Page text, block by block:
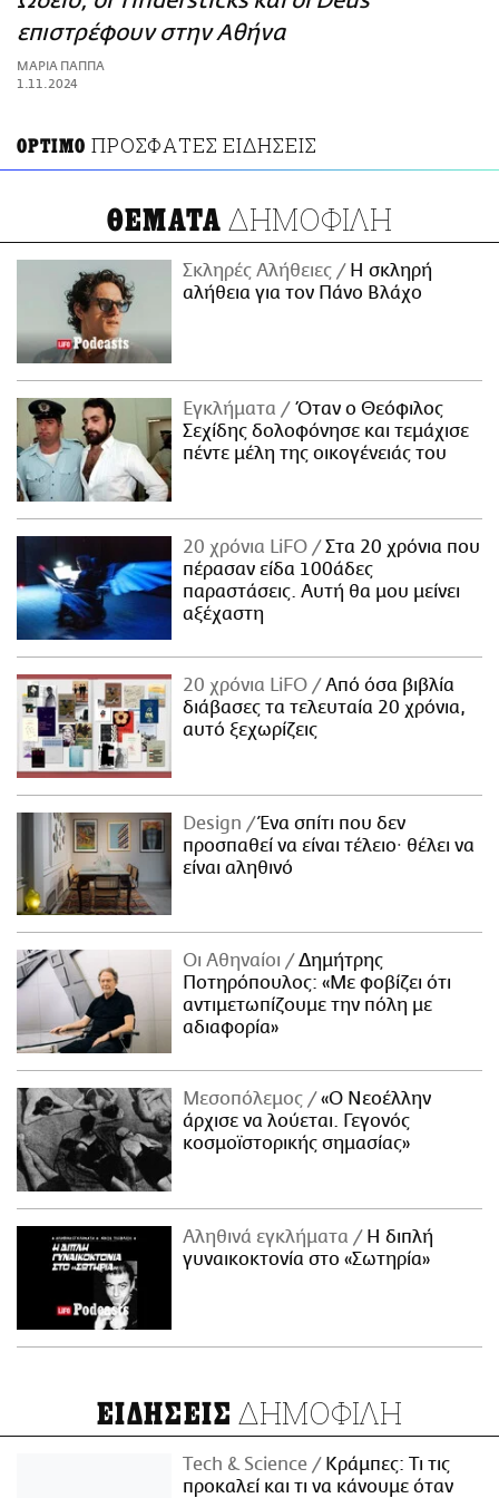
ΑΜΠΑ
PRINT
επιστρέφουν στην Αθήνα
ΜΑΡΙΑ ΠΑΠΠΑ
1.11.2024
OPTIMO ΠΡΟΣΦΑΤΕΣ ΕΙΔΗΣΕΙΣ
ΘΕΜΑΤΑ ΔΗΜΟΦΙΛΗ
Σκληρές Αλήθειες
H σκληρή
αλήθεια για τον Πάνο Βλάχο
Εγκλήματα
Όταν ο Θεόφιλος
Σεχίδης δολοφόνησε και τεμάχισε
πέντε μέλη της οικογένειάς του
20 χρόνια LiFO
Στα 20 χρόνια που
πέρασαν είδα 100άδες
παραστάσεις. Αυτή θα μου μείνει
αξέχαστη
20 χρόνια LiFO
Από όσα βιβλία
διάβασες τα τελευταία 20 χρόνια,
αυτό ξεχωρίζεις
Design
Ένα σπίτι που δεν
προσπαθεί να είναι τέλειο· θέλει να
είναι αληθινό
Οι Αθηναίοι
Δημήτρης
Ποτηρόπουλος: «Με φοβίζει ότι
αντιμετωπίζουμε την πόλη με
αδιαφορία»
Μεσοπόλεμος
«Ο Νεοέλλην
άρχισε να λούεται. Γεγονός
κοσμοϊστορικής σημασίας»
Αληθινά εγκλήματα
Η διπλή
γυναικοκτονία στο «Σωτηρία»
ΕΙΔΗΣΕΙΣ ΔΗΜΟΦΙΛΗ
Τech & Science
Κράμπες: Τι τις
προκαλεί και τι να κάνουμε όταν